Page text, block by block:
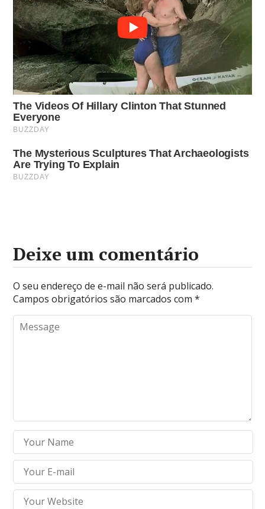
Deixe um comentário
O seu endereço de e-mail não será publicado.
Campos obrigatórios são marcados com*